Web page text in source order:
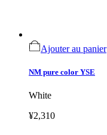
Ajouter au panier
NM pure color YSE
White
¥2,310